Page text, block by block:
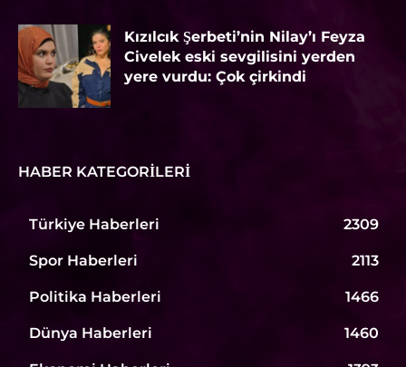
Kızılcık Şerbeti’nin Nilay’ı Feyza
Civelek eski sevgilisini yerden
yere vurdu: Çok çirkindi
HABER KATEGORILERI
Türkiye Haberleri 2309
Spor Haberleri 2113
Politika Haberleri 1466
Dünya Haberleri 1460